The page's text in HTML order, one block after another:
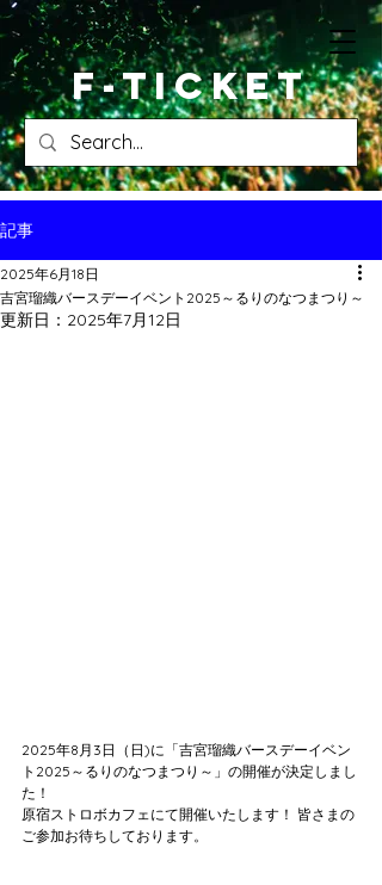
​F-ticket
記事
吉宮瑠織バースデーイベント2025～るりのなつまつり～
2025年6月18日
更新日： 2025年7月12日
2025年8月3日（日)に「吉宮瑠織バースデーイベン
ト2025～るりのなつまつり～」の開催が決定しまし
た！
原宿ストロボカフェにて開催いたします！ 皆さまの
ご参加お待ちしております。